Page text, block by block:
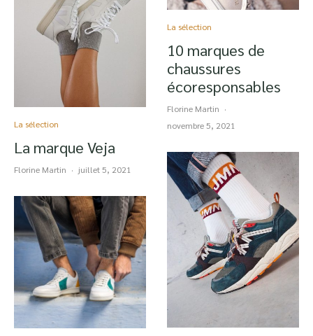
La sélection
La marque Veja
Florine Martin · juillet 5, 2021
La sélection
10 marques de
chaussures
écoresponsables
Florine Martin ·
novembre 5, 2021